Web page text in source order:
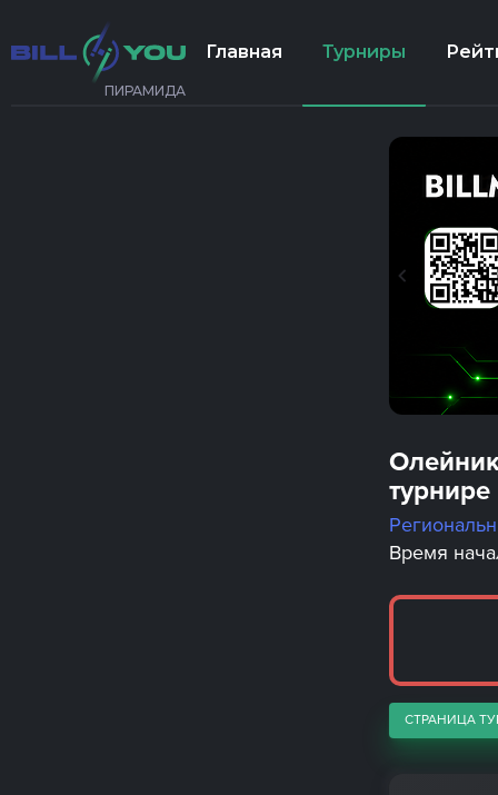
ПИРАМИДА
Главная Турниры
Время
СТРАНИЦА